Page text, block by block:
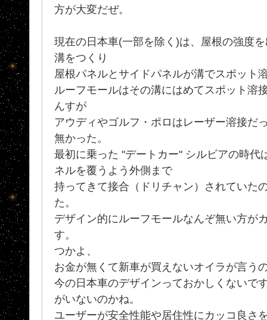
方が大変だぜ。
現在の日本車(一部を除く)は、屋根の強度
溝をつくり
屋根パネルとサイドパネルが溝でスポット
ルーフモールはその溝にはめてスポット溶
んすが
アウディやゴルフ・ポロはレーザー溶接だ
無かった。
最初に乗った "デートカー" シルビアの時代
ネルを覆うよう外側まで
持ってきて接合（ドリチャン）されていた
た。
デザイン的にルーフモールなんぞ無い方が
す。
つかよ、
お金が無くて新車が買えないオイラが言う
今の日本車のデザインっておかしくない
がいないのかね。
ユーザーが安全性能や居住性にカッコ良さ